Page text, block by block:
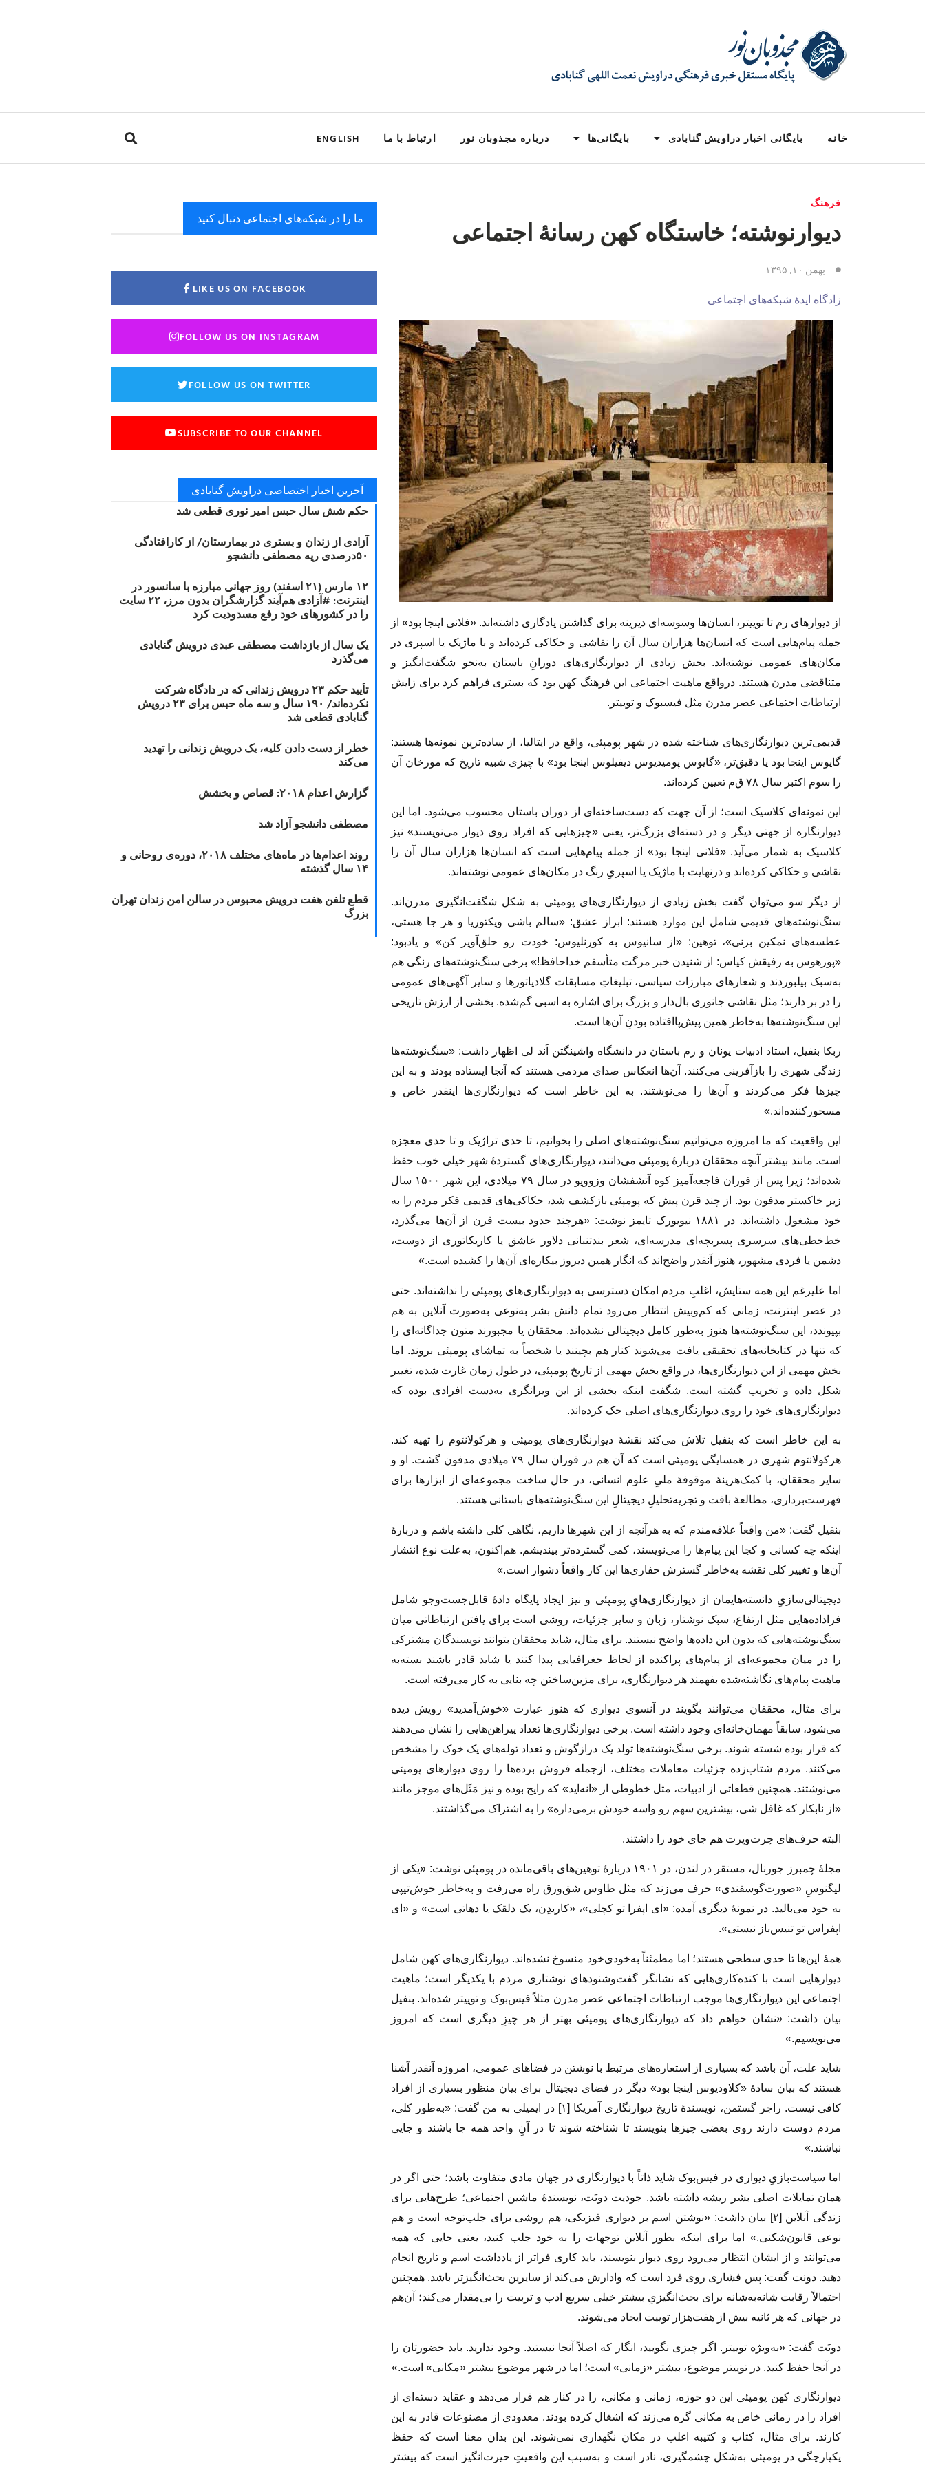
خانه بایگانی اخبار دراویش گنابادی بایگانی‌ها درباره مجذوبان نور ارتباط با ما ENGLISH
فرهنگ
دیوارنوشته‌؛ خاستگاه‌ کهن رسانهٔ اجتماعی
بهمن ۱۰, ۱۳۹۵
زادگاه ایدهٔ شبکه‌های اجتماعی
از دیوارهای رم تا توییتر، انسان‌ها وسوسه‌ای دیرینه‌ برای گذاشتن یادگاری داشته‌اند. «فلانی اینجا بود» از
جمله پیام‌هایی است که انسان‌ها هزاران سال آن را نقاشی و حکاکی کرده‌اند و با ماژیک یا اسپری در
مکان‌های عمومی نوشته‌اند. بخش زیادی از دیوارنگاری‌های دورانِ باستان به‌نحو شگفت‌انگیز و
متناقضی مدرن هستند. درواقع ماهیت اجتماعی این فرهنگ کهن بود که بستری فراهم کرد برای زایش
ارتباطات اجتماعی عصر مدرن مثل فیسبوک و توییتر.
قدیمی‌ترین دیوارنگاری‌های شناخته‌ شده در شهر پومپئی، واقع در ایتالیا، از ساده‌ترین نمونه‌ها هستند:
گایوس اینجا بود یا دقیق‌تر، «گایوس پومیدیوس دیفیلوس اینجا بود» با چیزی شبیه تاریخ که مورخان آن
را سوم اکتبر سال ۷۸ ق‌م تعیین کرده‌اند.
این نمونه‌ای کلاسیک است؛ از آن جهت که دست‌ساخته‌ای از دوران باستان محسوب می‌شود. اما این
دیوارنگاره از جهتی دیگر و در دسته‌ای بزرگ‌تر، یعنی «چیزهایی که افراد روی دیوار می‌نویسند» نیز
کلاسیک به شمار می‌آید. «فلانی اینجا بود» از جمله پیام‌هایی است که انسان‌ها هزاران سال آن را
نقاشی و حکاکی کرده‌اند و درنهایت با ماژیک یا اسپریِ رنگ در مکان‌های عمومی نوشته‌اند.
از دیگر سو می‌توان گفت بخش زیادی از دیوارنگاری‌های پومپئی به شکل شگفت‌انگیزی مدرن‌اند.
سنگ‌نوشته‌های قدیمی شامل این موارد هستند: ابراز عشق: «سالم باشی ویکتوریا و هر جا هستی،
عطسه‌های نمکین بزنی»، توهین: «از سانیوس به کورنلیوس: خودت رو حلق‌آویز کن» و یادبود:
«پورهوس به رفیقش کیاس: از شنیدن خبر مرگت متأسفم خداحافظ!» برخی سنگ‌نوشته‌های رنگی هم
به‌سبک بیلبوردند و شعارهای مبارزات سیاسی، تبلیغاتِ مسابقات گلادیاتورها و سایر آگهی‌های عمومی
را در بر دارند؛ مثل نقاشی جانوری بال‌دار و بزرگ برای اشاره به اسبی گم‌شده. بخشی از ارزش تاریخی
این سنگ‌نوشته‌ها به‌خاطر همین پیش‌پاافتاده‌ بودنِ آن‌ها است.
ربکا بنفیل، استاد ادبیات یونان و رم باستان در دانشگاه واشینگتن اَند لی اظهار داشت: «سنگ‌نوشته‌ها
زندگی شهری را بازآفرینی می‌کنند. آن‌ها انعکاس صدای مردمی هستند که آنجا ایستاده بودند و به این
چیزها فکر می‌کردند و آن‌ها را می‌نوشتند. به این خاطر است که دیوارنگاری‌ها اینقدر خاص و
مسحورکننده‌اند.»
این واقعیت که ما امروزه می‌توانیم سنگ‌نوشته‌های اصلی را بخوانیم، تا حدی تراژیک و تا حدی معجزه
است. مانند بیشتر آنچه محققان دربارۀ پومپئی می‌دانند، دیوارنگاری‌های گستردۀ شهر خیلی خوب حفظ
شده‌اند؛ زیرا پس از فوران فاجعه‌آمیز کوه آتشفشان وزوویو در سال ۷۹ میلادی، این شهر ۱۵۰۰ سال
زیر خاکستر مدفون بود. از چند قرن پیش که پومپئی بازکشف شد، حکاکی‌های قدیمی فکر مردم را به
خود مشغول داشته‌اند. در ۱۸۸۱ نیویورک تایمز نوشت: «هرچند حدود بیست قرن از آن‌ها می‌گذرد،
خط‌‌خطی‌های سرسری پسربچه‌ای مدرسه‌ای، شعر بندتنبانی دلاور عاشق یا کاریکاتوری از دوست،
دشمن یا فردی مشهور، هنوز آنقدر واضح‌اند که انگار همین دیروز بیکاره‌ای آن‌ها را کشیده است.»
اما علیرغم این همه ستایش، اغلبِ مردم امکان دسترسی به دیوارنگاری‌های پومپئی را نداشته‌اند. حتی
در عصر اینترنت، زمانی که کم‌وبیش انتظار می‌رود تمام دانش بشر به‌نوعی به‌صورت آنلاین به هم
بپیوندد، این سنگ‌نوشته‌ها هنوز به‌طور کامل دیجیتالی نشده‌اند. محققان یا مجبورند متون جداگانه‌ای را
که تنها در کتابخانه‌های تحقیقی یافت می‌شوند کنار هم بچینند یا شخصاً به تماشای پومپئی بروند. اما
بخش مهمی از این دیوارنگاری‌ها، در واقع بخش مهمی از تاریخ پومپئی، در طول زمان غارت شده، تغییر
شکل داده و تخریب گشته است. شگفت اینکه بخشی از این ویرانگری به‌دست افرادی بوده که
دیوارنگاری‌های خود را روی دیوارنگاری‌های اصلی حک کرده‌اند.
به این خاطر است که بنفیل تلاش می‌کند نقشۀ دیوارنگاری‌های پومپئی و هرکولانئوم را تهیه کند.
هرکولانئوم شهری در همسایگی پومپئی است که آن هم در فوران سال ۷۹ میلادی مدفون گشت. او و
سایر محققان، با کمک‌هزینۀ موقوفۀ ملیِ علوم انسانی، در حال ساخت مجموعه‌ای از ابزارها برای
فهرست‌برداری، مطالعۀ بافت و تجزیه‌تحلیلِ دیجیتالِ این سنگ‌نوشته‌های باستانی هستند.
بنفیل گفت: «من واقعاً علاقه‌مندم که به هرآنچه از این شهرها داریم، نگاهی کلی داشته باشم و دربارۀ
اینکه چه کسانی و کجا این پیام‌ها را می‌نویسند، کمی گسترده‌تر بیندیشم. هم‌اکنون، به‌علت نوع انتشار
آن‌ها و تغییر کلی نقشه به‌خاطر گسترش حفاری‌ها این کار واقعاً دشوار است.»
دیجیتالی‌سازیِ دانسته‌هایمان از دیوارنگاری‌هایِ پومپئی و نیز ایجاد پایگاه دادۀ قابل‌جست‌وجو شامل
فراداده‌هایی مثل ارتفاع، سبک نوشتار، زبان و سایر جزئیات، روشی است برای یافتن ارتباطاتی میان
سنگ‌نوشته‌هایی که بدون این داده‌ها واضح نیستند. برای مثال، شاید محققان بتوانند نویسندگان مشترکی
را در میان مجموعه‌ای از پیام‌های پراکنده از لحاظ جغرافیایی پیدا کنند یا شاید قادر باشند بسته‌به
ماهیت پیام‌های نگاشته‌شده بفهمند هر دیوارنگاری، برای مزین‌ساختن چه بنایی به کار می‌رفته است.
برای مثال، محققان می‌توانند بگویند در آنسوی دیواری که هنوز عبارت «خوش‌آمدید» رویش دیده
می‌شود، سابقاً مهمان‌خانه‌ای وجود داشته است. برخی دیوارنگاری‌ها تعداد پیراهن‌هایی را نشان می‌دهند
که قرار بوده شسته شوند. برخی سنگ‌نوشته‌ها تولد یک درازگوش و تعداد توله‌های یک خوک را مشخص
می‌کنند. مردم شتاب‌زده جزئیات معاملات مختلف، ازجمله فروش برده‌ها را روی دیوارهای پومپئی
می‌نوشتند. همچنین قطعاتی از ادبیات، مثل خطوطی از «انه‌اید» که رایج بوده و نیز مَثَل‌های موجز مانند
«از نابکار که غافل شی، بیشترین سهم رو واسه خودش برمی‌داره» را به اشتراک می‌گذاشتند.
البته حرف‌های چرت‌وپرت هم جای خود را داشتند.
مجلۀ چمبرز جورنال، مستقر در لندن، در ۱۹۰۱ دربارۀ توهین‌های باقی‌مانده در پومپئی نوشت: «یکی از
لیگنوسِ «صورت‌گوسفندی» حرف می‌زند که مثل طاوس شق‌ورق راه می‌رفت و به‌خاطر خوش‌تیپی
به خود می‌بالید. در نمونۀ دیگری آمده: «ای اپفرا تو کچلی»، «کاریدِن، یک دلقک یا دهاتی است» و «ای
اپفراس تو تنیس‌باز نیستی».
همۀ این‌ها تا حدی سطحی هستند؛ اما مطمئناً به‌خودی‌خود منسوخ نشده‌اند. دیوارنگاری‌های کهن شامل
دیوارهایی است با کنده‌کاری‌هایی که نشانگر گفت‌وشنودهای نوشتاری مردم با یکدیگر است؛ ماهیت
اجتماعی این دیوارنگاری‌ها موجب ارتباطات اجتماعی عصر مدرن مثلاً فیس‌بوک و توییتر شده‌اند. بنفیل
بیان داشت: «نشان خواهم داد که دیوارنگاری‌های پومپئی بهتر از هر چیزِ دیگری است که امروز
می‌نویسیم.»
شاید علت، آن باشد که بسیاری از استعاره‌های مرتبط با نوشتن در فضاهای عمومی، امروزه آنقدر آشنا
هستند که بیان سادۀ «کلاودیوس اینجا بود» دیگر در فضای دیجیتال برای بیان منظور بسیاری از افراد
کافی نیست. راجر گستمن، نویسندۀ تاریخ دیوارنگاری آمریکا [۱] در ایمیلی به من گفت: «به‌طور کلی،
مردم دوست دارند روی بعضی چیزها بنویسند تا شناخته شوند تا در آنِ واحد همه جا باشند و جایی
نباشند.»
اما سیاست‌بازیِ دیواری در فیس‌بوک شاید ذاتاً با دیوارنگاری در جهان مادی متفاوت باشد؛ حتی اگر در
همان تمایلات اصلی بشر ریشه داشته باشد. جودیت دونَت، نویسندۀ ماشین اجتماعی؛ طرح‌هایی برای
زندگی آنلاین [۲] بیان داشت: «نوشتن اسم بر دیواری فیزیکی، هم روشی برای جلب‌توجه است و هم
نوعی قانون‌شکنی.» اما برای اینکه بطور آنلاین توجهات را به خود جلب کنید، یعنی جایی که همه
می‌توانند و از ایشان انتظار می‌رود روی دیوار بنویسند، باید کاری فراتر از یادداشت اسم و تاریخ انجام
دهید. دونت گفت: پس فشاری روی فرد است که وادارش می‌کند از سایرین بحث‌انگیزتر باشد. همچنین
احتمالاً رقابت شانه‌به‌شانه برای بحث‌انگیزیِ بیشتر خیلی سریع ادب و تربیت را بی‌مقدار می‌کند؛ آن‌هم
در جهانی که هر ثانیه بیش از هفت‌هزار توییت ایجاد می‌شوند.
دونَت گفت: «به‌ویژه توییتر. اگر چیزی نگویید، انگار که اصلاً آنجا نیستید. وجود ندارید. باید حضورتان را
در آنجا حفظ کنید. در توییتر موضوع، بیشتر «زمانی» است؛ اما در شهر موضوع بیشتر «مکانی» است.»
دیوارنگاری کهن پومپئی این دو حوزه، زمانی و مکانی، را در کنار هم قرار می‌دهد و عقاید دسته‌ای از
افراد را در زمانی خاص به مکانی گره می‌زند که اشغال کرده بودند. معدودی از مصنوعات قادر به این
کارند. برای مثال، کتاب و کتیبه اغلب در مکان نگهداری نمی‌شوند. این بدان معنا است که حفظ
یکپارچگی در پومپئی به‌شکل چشمگیری، نادر است و به‌سبب این واقعیتِ حیرت‌انگیز است که بیشتر
ما را در شبکه‌های اجتماعی دنبال کنید
LIKE US ON FACEBOOK
FOLLOW US ON INSTAGRAM
FOLLOW US ON TWITTER
SUBSCRIBE TO OUR CHANNEL
آخرین اخبار اختصاصی دراویش گنابادی
حکم شش سال حبس امیر نوری قطعی شد
آزادی از زندان و بستری در بیمارستان/ از کارافتادگی
۵۰درصدی ریه مصطفی دانشجو
۱۲ مارس (۲۱ اسفند) روز جهانی مبارزه با سانسور در
اینترنت: #آزادی هم‌آیند گزارشگران‌ بدون مرز، ۲۲ سایت
را در کشورهای خود رفع مسدودیت کرد
یک سال از بازداشت مصطفی عبدی درویش گنابادی
می‌گذرد
تأیید حکم ۲۳ درویش زندانی که در دادگاه شرکت
نکرده‌اند/ ۱۹۰ سال و سه ماه حبس برای ۲۳ درویش
گنابادی قطعی شد
خطر از دست دادن کلیه، یک درویش زندانی را تهدید
می‌کند
گزارش اعدام ۲۰۱۸: قصاص و بخشش
مصطفی دانشجو آزاد شد
روند اعدام‌ها در ماه‌های مختلف ۲۰۱۸، دوره‌ی روحانی و
۱۴ سال گذشته
قطع تلفن هفت درویش محبوس در سالن امن زندان تهران
بزرگ